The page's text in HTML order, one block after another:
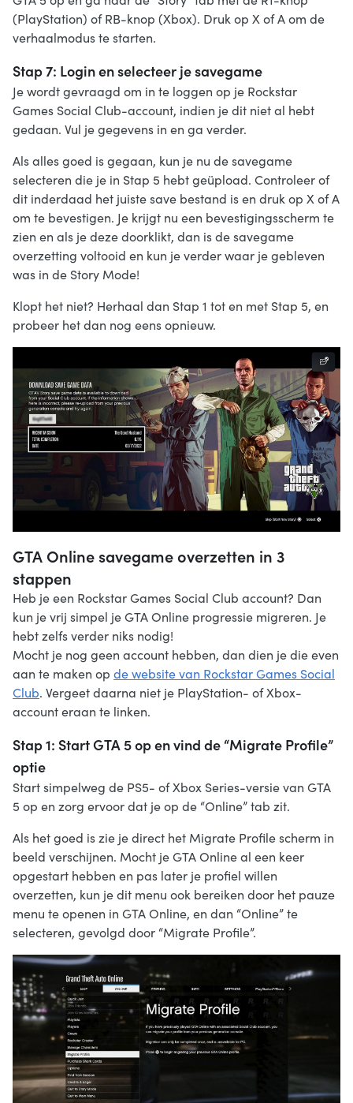
(PlayStation) of RB-knop (Xbox). Druk op X of A om de
verhaalmodus te starten.
Stap 7: Login en selecteer je savegame
Je wordt gevraagd om in te loggen op je Rockstar
Games Social Club-account, indien je dit niet al hebt
gedaan. Vul je gegevens in en ga verder.
Als alles goed is gegaan, kun je nu de savegame
selecteren die je in Stap 5 hebt geüpload. Controleer of
dit inderdaad het juiste save bestand is en druk op X of A
om te bevestigen. Je krijgt nu een bevestigingsscherm te
zien en als je deze doorklikt, dan is de savegame
overzetting voltooid en kun je verder waar je gebleven
was in de Story Mode!
Klopt het niet? Herhaal dan Stap 1 tot en met Stap 5, en
probeer het dan nog eens opnieuw.
GTA Online savegame overzetten in 3
stappen
Heb je een Rockstar Games Social Club account? Dan
kun je vrij simpel je GTA Online progressie migreren. Je
hebt zelfs verder niks nodig!
Mocht je nog geen account hebben, dan dien je die even
aan te maken op de website van Rockstar Games Social
Club. Vergeet daarna niet je PlayStation- of Xbox-
account eraan te linken.
Stap 1: Start GTA 5 op en vind de “Migrate Profile”
optie
Start simpelweg de PS5- of Xbox Series-versie van GTA
5 op en zorg ervoor dat je op de “Online” tab zit.
Als het goed is zie je direct het Migrate Profile scherm in
beeld verschijnen. Mocht je GTA Online al een keer
opgestart hebben en pas later je profiel willen
overzetten, kun je dit menu ook bereiken door het pauze
menu te openen in GTA Online, en dan “Online” te
selecteren, gevolgd door “Migrate Profile”.